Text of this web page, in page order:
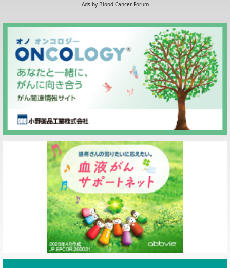
Ads by Blood Cancer Forum